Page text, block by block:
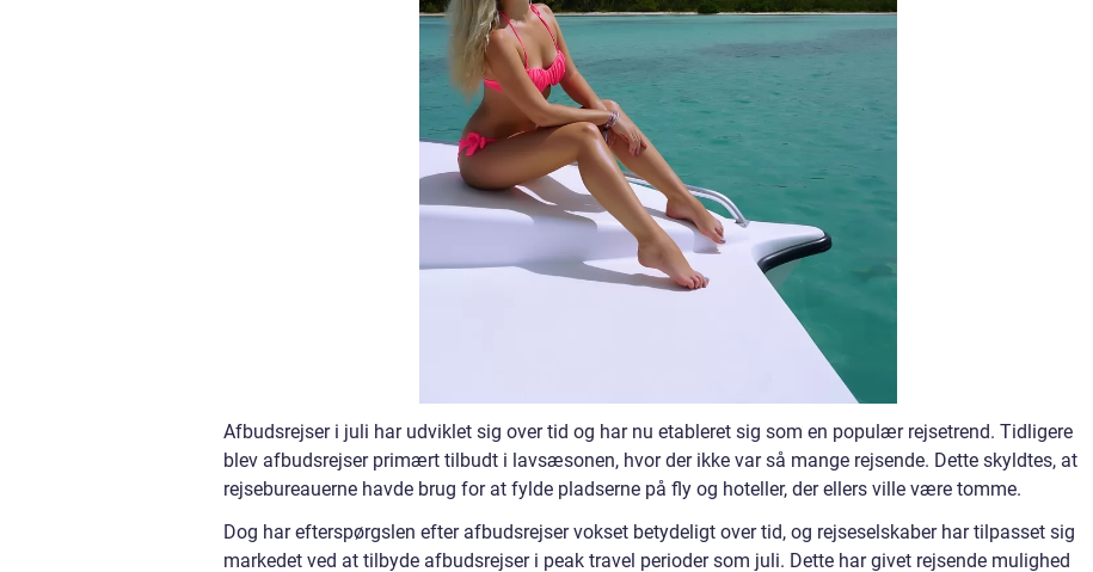
Afbudsrejser i juli har udviklet sig over tid og har nu etableret sig som en populær rejsetrend. Tidligere
blev afbudsrejser primært tilbudt i lavsæsonen, hvor der ikke var så mange rejsende. Dette skyldtes, at
rejsebureauerne havde brug for at fylde pladserne på fly og hoteller, der ellers ville være tomme.
Dog har efterspørgslen efter afbudsrejser vokset betydeligt over tid, og rejseselskaber har tilpasset sig
markedet ved at tilbyde afbudsrejser i peak travel perioder som juli. Dette har givet rejsende mulighed